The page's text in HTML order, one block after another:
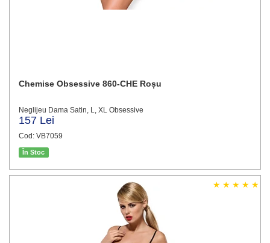
Chemise Obsessive 860-CHE Roșu
Neglijeu Dama Satin, L, XL Obsessive
157 Lei
Cod: VB7059
În Stoc